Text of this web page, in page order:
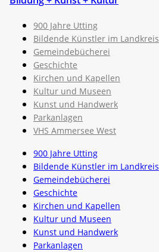
900 Jahre Utting
Bildende Künstler im Landkreis
Gemeindebücherei
Geschichte
Kirchen und Kapellen
Kultur und Museen
Kunst und Handwerk
Parkanlagen
VHS Ammersee West
900 Jahre Utting
Bildende Künstler im Landkreis
Gemeindebücherei
Geschichte
Kirchen und Kapellen
Kultur und Museen
Kunst und Handwerk
Parkanlagen